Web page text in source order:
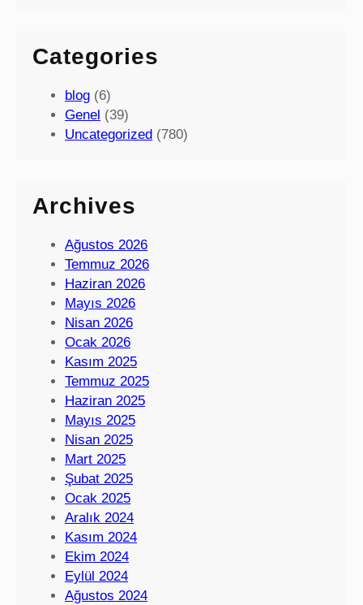
Categories
blog (6)
Genel (39)
Uncategorized (780)
Archives
Ağustos 2026
Temmuz 2026
Haziran 2026
Mayıs 2026
Nisan 2026
Ocak 2026
Kasım 2025
Temmuz 2025
Haziran 2025
Mayıs 2025
Nisan 2025
Mart 2025
Şubat 2025
Ocak 2025
Aralık 2024
Kasım 2024
Ekim 2024
Eylül 2024
Ağustos 2024